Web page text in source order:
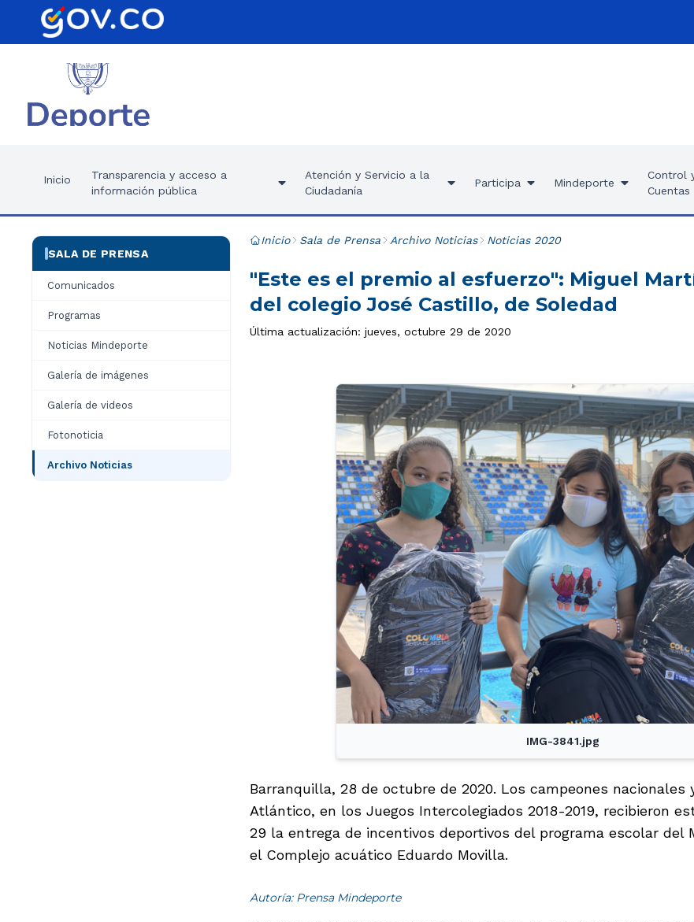
Inicio
Transparencia y acceso a
información pública
Atención y Servicio a la
Ciudadanía
Participa Mindeporte
Control
Cuentas
SALA DE PRENSA
Comunicados
Programas
Noticias Mindeporte
Galería de imágenes
Galería de videos
Fotonoticia
Archivo Noticias
Inicio Sala de Prensa Archivo Noticias Noticias 2020
"Este es el premio al esfuerzo": Miguel
del colegio José Castillo, de Soledad
Última actualización: jueves, octubre 29 de 2020
IMG-3841.jpg
Barranquilla, 28 de octubre de 2020. Los campeones
Atlántico, en los Juegos Intercolegiados 2018-2019, recibieron
29 la entrega de incentivos deportivos del programa escolar del
el Complejo acuático Eduardo Movilla.
Autoría: Prensa Mindeporte